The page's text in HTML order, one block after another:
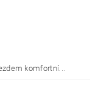
komfortní...